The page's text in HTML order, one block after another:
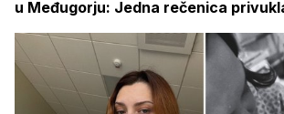
u Međugorju: Jedna rečenica